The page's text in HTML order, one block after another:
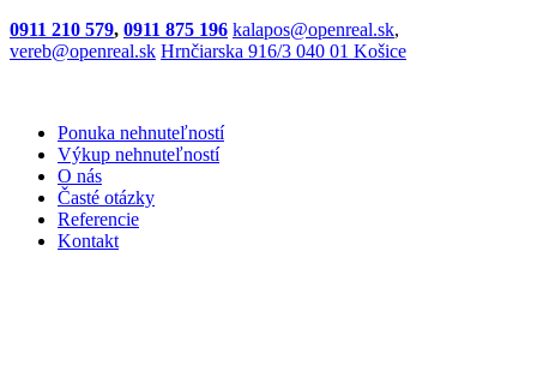
0911 210 579, 0911 875 196 kalapos@openreal.sk,
vereb@openreal.sk Hrnčiarska 916/3 040 01 Košice
Ponuka nehnuteľností
Výkup nehnuteľností
O nás
Časté otázky
Referencie
Kontakt